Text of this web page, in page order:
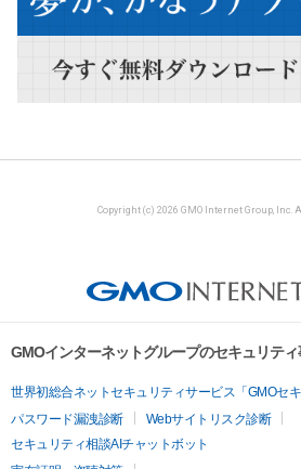
Copyright (c) 2026 GMO Internet Group, Inc.
GMOインターネットグループのセキュリテ
世界初総合ネットセキュリティサービス「GMOセキ
パスワード漏洩診断
Webサイトリスク診断
セキュリティ相談AIチャットボット